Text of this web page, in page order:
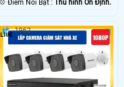
️💠 Điểm Nỗi Bật :Thu hình Ổn Định.
1962